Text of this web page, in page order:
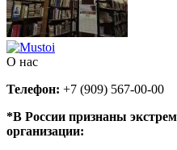
О нас
Телефон: +7 (909) 567-00-00
*В России признаны
организации: